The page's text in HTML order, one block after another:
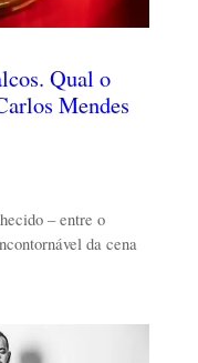
Qual o
Mendes
– entre o
da cena